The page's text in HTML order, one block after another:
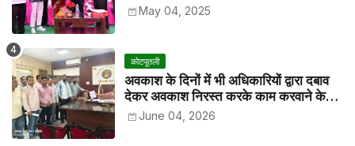
May 04, 2025
कोटपूतली
अवकाश के दिनों में भी अधिकारियों द्वारा दबाव
देकर अवकाश निरस्त करके काम करवाने के
विरोध में कर्मचारियों ने जिला कलेक्टर को सीएस
के नाम दिया ज्ञापन
June 04, 2026